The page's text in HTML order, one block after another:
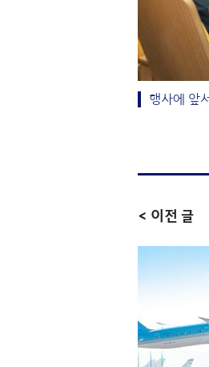
행사에 앞
< 이전 글